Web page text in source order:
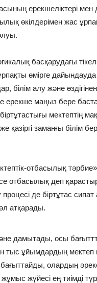
ерекшеліктері мен
өкілдерімен жас
басқарудағы
өмірге
білім алу және
ерекше маңыз бере
мектептің
заманғы білім
отбасылық
отбасылық деп
де біртұтас
атқарады.
дамытады, осы
тыс ұйымдардың
олардың
жүйесі ең тиімді